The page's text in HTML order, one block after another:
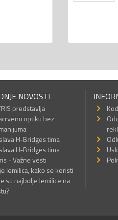
NOVOSTI
predstavlja
optiku bez
H-Bridges tima
H-Bridges tima
- Važne vesti
lemilica, kako se koristi
su najbolje lemilice na